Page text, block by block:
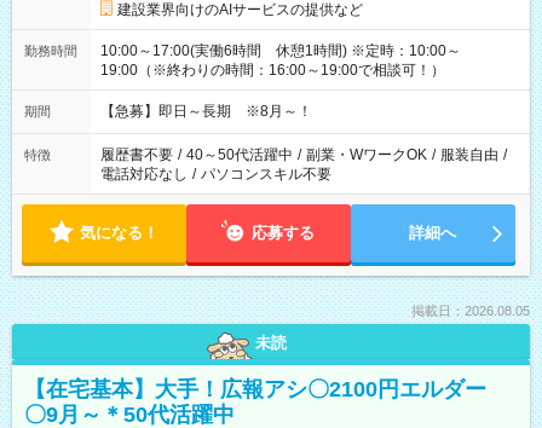
建設業界向けのAIサービスの提供など
勤務時間
10:00～17:00(実働6時間 休憩1時間) ※定時：10:00～
19:00（※終わりの時間：16:00～19:00で相談可！）
期間 【急募】即日～長期 ※8月～！
特徴 履歴書不要 / 40～50代活躍中 / 副業・WワークOK / 服装自由 /
電話対応なし / パソコンスキル不要
気になる！ 応募する 詳細へ
掲載日：2026.08.05
未読
【在宅基本】大手！広報アシ〇2100円エルダー
〇9月～＊50代活躍中